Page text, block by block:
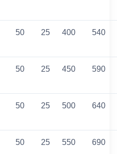
50 25 400 540
50 25 450 590
50 25 500 640
50 25 550 690